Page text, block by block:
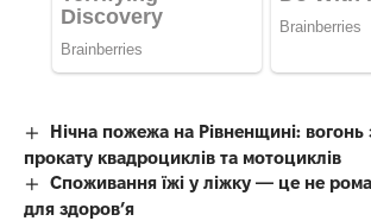
Нічна пожежа на Рівненщині:
прокату квадроциклів та мотоциклів
Споживання їжі у ліжку — це не
для здоров’я